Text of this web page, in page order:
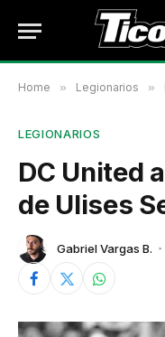
Home » Legionarios »
LEGIONARIOS
DC United
de Ulises
Gabriel Vargas B.